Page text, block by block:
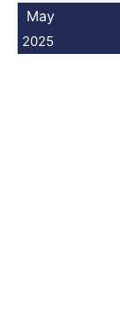
May
2025